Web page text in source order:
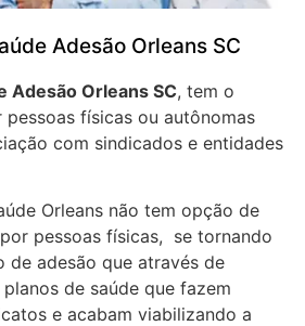
Adesão Orleans SC
Adesão Orleans SC, tem o
físicas ou autônomas
com sindicados e entidades
Orleans não tem opção de
pessoas físicas, se tornando
de adesão que através de
de saúde que fazem
e acabam viabilizando a